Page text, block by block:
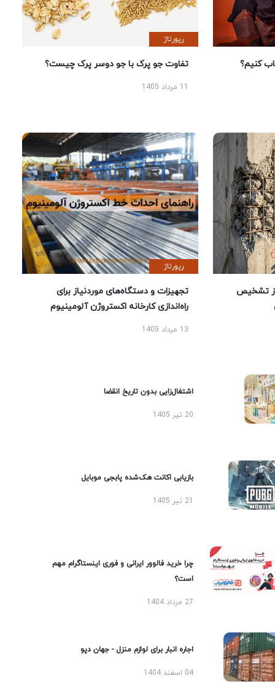
کنیم؟
رپورتاژ
تفاوت جو پرک با جو دوسر پرک چیست؟
تشخیص
رپورتاژ
تجهیزات و دستگاه‌های موردنیاز برای
راه‌اندازی کارخانه اکستروژن آلومینیوم
13 مرداد 1405
اشتغال‌زایی بدون تاریخ انقضا
20 تیر 1405
بازیابی اکانت هک‌شده پابجی موبایل
چرا خرید فالوور ایرانی و فوری اینستاگرام مهم
است؟
27 مرداد 1404
اجاره انبار برای لوازم منزل - جهان دپو
04 اسفند 1404